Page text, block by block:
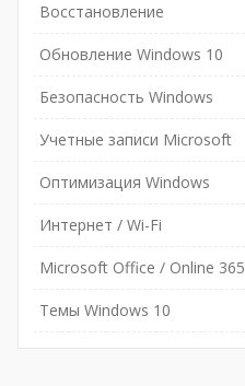
Восстановление
Обновление Windows 10
Безопасность Windows
Учетные записи Microsoft
Оптимизация Windows
Интернет / Wi-Fi
Microsoft Office / Online 365
Темы Windows 10